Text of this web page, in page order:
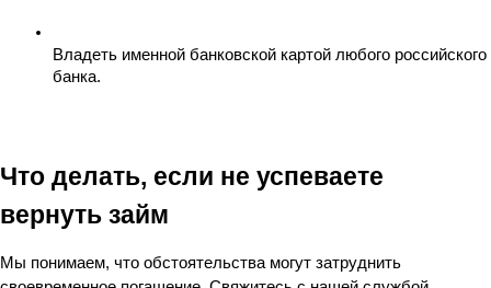
Владеть именной банковской картой любого российского
банка.
Что делать, если не успеваете
вернуть займ
Мы понимаем, что обстоятельства могут затруднить